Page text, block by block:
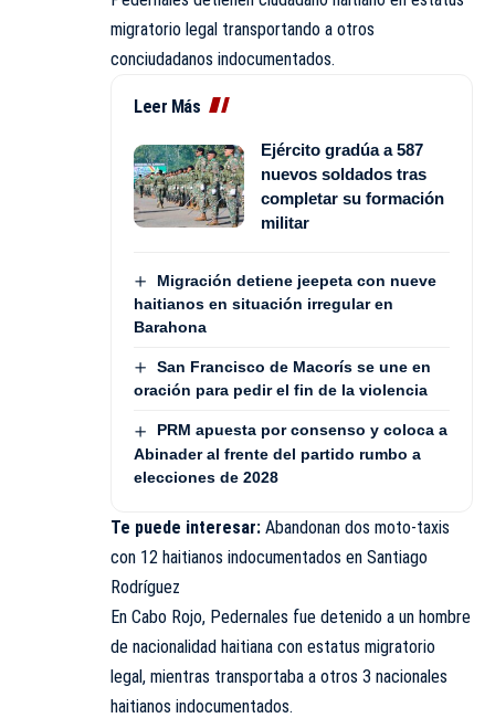
migratorio legal transportando a otros
conciudadanos indocumentados.
Leer Más
Ejército gradúa a 587
nuevos soldados tras
completar su formación
militar
Migración detiene jeepeta con nueve
haitianos en situación irregular en
Barahona
San Francisco de Macorís se une en
oración para pedir el fin de la violencia
PRM apuesta por consenso y coloca a
Abinader al frente del partido rumbo a
elecciones de 2028
Te puede interesar: Abandonan dos moto-taxis
con 12 haitianos indocumentados en Santiago
Rodríguez
En Cabo Rojo, Pedernales fue detenido a un hombre
de nacionalidad haitiana con estatus migratorio
legal, mientras transportaba a otros 3 nacionales
haitianos indocumentados.